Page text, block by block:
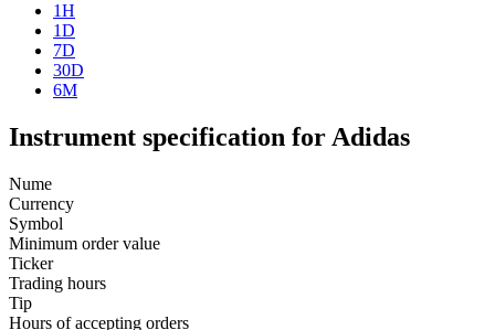
1H
1D
7D
30D
6M
Instrument specification for Adidas
Nume
Currency
Symbol
Minimum order value
Ticker
Trading hours
Tip
Hours of accepting orders